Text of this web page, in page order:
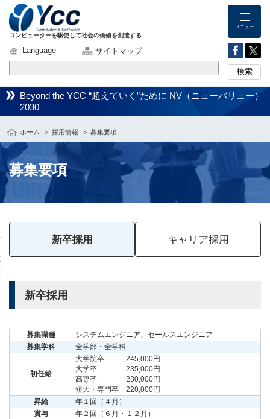
コンピューターを駆使して社会の価値を創造する
Language サイトマップ
検索
Beyond the YCC “超えていく”ために NV（ニューバリュー）
2030
メニュー
ホーム ＞ 採用情報 ＞ 募集要項
募集要項
こ
か
本
文
で
す
新卒採用 キャリア採用
新卒採用
募集職種
システムエンジニア、セールスエンジニア
募集学科
全学部・全学科
初任給
大学院卒 245,000円
大学卒 235,000円
高専卒 230,000円
短大・専門卒 220,000円
昇給
年１回（４月）
賞与
年２回（６月・１２月）